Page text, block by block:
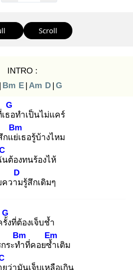
Scroll
INTRO :
| Bm E | Am D | G
ธอ
G
ทำเป็นไม่แคร์
แย่เ
Bm
ธอรู้บ้างไหม
นต้องทนร้องไห้
ความ
D
รู้สึกเดิมๆ
รั้ง
G
ที่ต้องเจ็บช้ำ
ระทำ
Bm
ที่คอยซ้ำ
Em
เติม
ยว่ามันเจ็บเหลือเกิน